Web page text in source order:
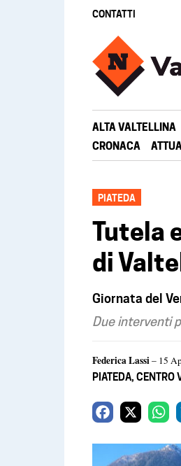
CONTATTI
ALTA VALTELLINA
CRONACA
PIATEDA
Tutela
di
Giornata del
Due interventi
Federica Lassi– 15
PIATEDA, CENTRO
a